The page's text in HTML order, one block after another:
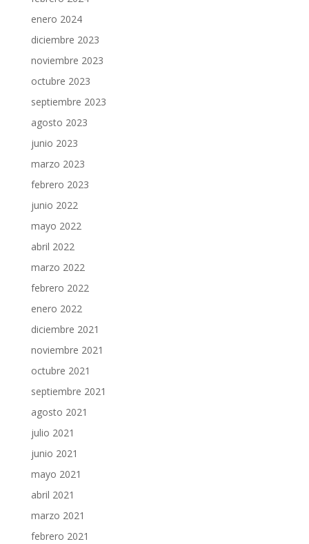
enero 2024
diciembre 2023
noviembre 2023
octubre 2023
septiembre 2023
agosto 2023
junio 2023
marzo 2023
febrero 2023
junio 2022
mayo 2022
abril 2022
marzo 2022
febrero 2022
enero 2022
diciembre 2021
noviembre 2021
octubre 2021
septiembre 2021
agosto 2021
julio 2021
junio 2021
mayo 2021
abril 2021
marzo 2021
febrero 2021